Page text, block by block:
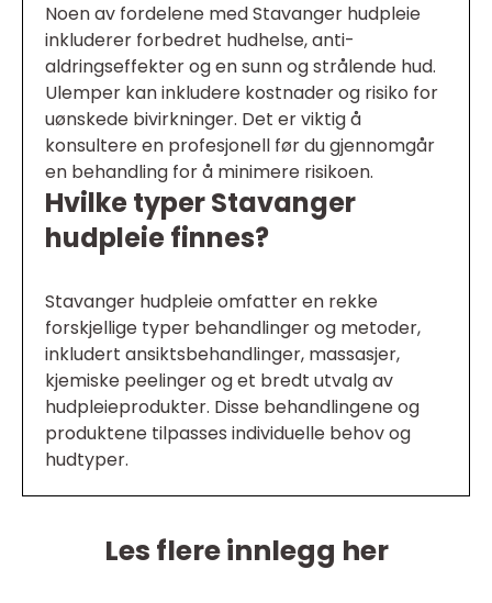
Noen av fordelene med Stavanger hudpleie
inkluderer forbedret hudhelse, anti-
aldringseffekter og en sunn og strålende hud.
Ulemper kan inkludere kostnader og risiko for
uønskede bivirkninger. Det er viktig å
konsultere en profesjonell før du gjennomgår
en behandling for å minimere risikoen.
Hvilke typer Stavanger
hudpleie finnes?
Stavanger hudpleie omfatter en rekke
forskjellige typer behandlinger og metoder,
inkludert ansiktsbehandlinger, massasjer,
kjemiske peelinger og et bredt utvalg av
hudpleieprodukter. Disse behandlingene og
produktene tilpasses individuelle behov og
hudtyper.
Les flere innlegg her